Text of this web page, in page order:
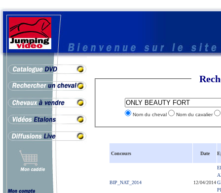
Nom du cheval Nom du cavalier
Concours Date
BIP_NAT_2014 12/04/2014